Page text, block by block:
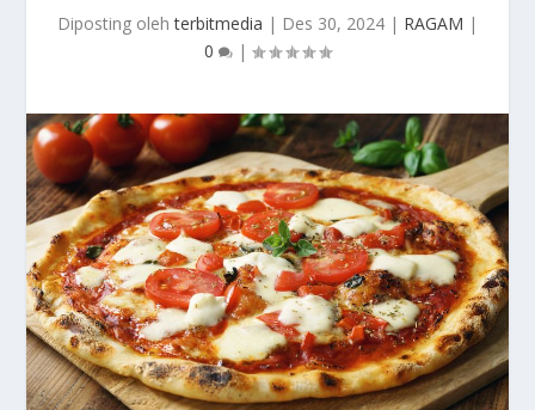
Diposting olehterbitmedia | Des 30, 2024 | RAGAM |
0
|